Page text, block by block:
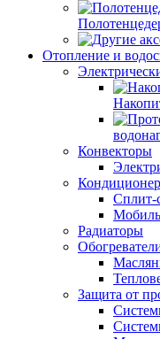
Отопление и
Конвекторы
Сплит-
Радиаторы
Защита от